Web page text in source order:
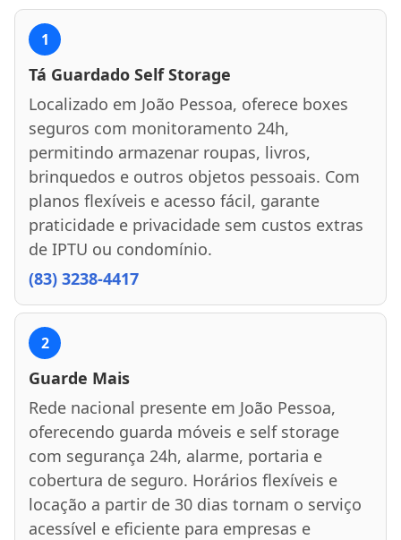
1
Tá Guardado Self Storage
Localizado em João Pessoa, oferece boxes
seguros com monitoramento 24h,
permitindo armazenar roupas, livros,
brinquedos e outros objetos pessoais. Com
planos flexíveis e acesso fácil, garante
praticidade e privacidade sem custos extras
de IPTU ou condomínio.
(83) 3238-4417
2
Guarde Mais
Rede nacional presente em João Pessoa,
oferecendo guarda móveis e self storage
com segurança 24h, alarme, portaria e
cobertura de seguro. Horários flexíveis e
locação a partir de 30 dias tornam o serviço
acessível e eficiente para empresas e